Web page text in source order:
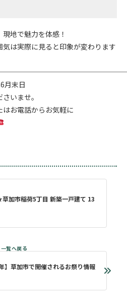
地で魅力を体感！
は実際に見ると印象が変わります
月末日
いませ。
はお電話からお気軽に
加市稲荷5丁目 新築一戸建て 13
】草加市で開催されるお祭り情報